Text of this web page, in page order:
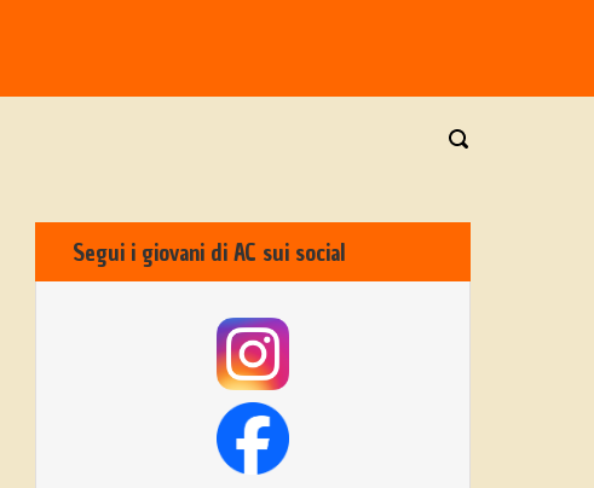
Segui i giovani di AC sui social